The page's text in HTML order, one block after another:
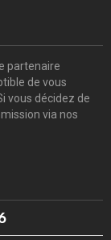
partenaire
de vous
vous décidez de
via nos